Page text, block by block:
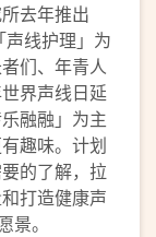
去年推出
声线护理」为
们、年青人
界声线日延
融融」为主
趣味。计划
的了解，拉
打造健康声
。